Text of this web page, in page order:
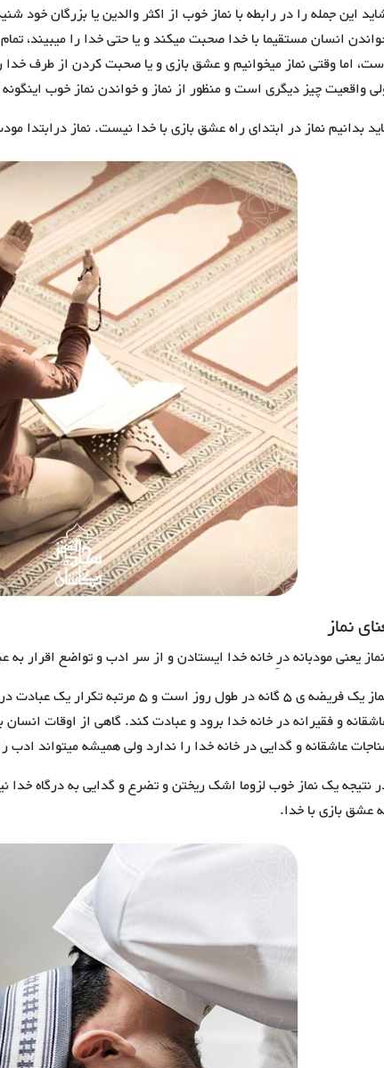
این جمله را در رابطه با نماز خوب از اکثر والدین یا بزرگان خود
انسان مستقیما با خدا صحبت میکند و یا حتی خدا را میبیند،
اما وقتی نماز میخوانیم و عشق بازی و یا صحبت کردن از طرف
واقعیت چیز دیگری است و منظور از نماز و خواندن نماز خوب
بدانیم نماز در ابتدای راه عشق بازی با خدا نیست. نماز
نماز
نماز یعنی مودبانه درِ خانه خدا ایستادن و از سر ادب و تواضع اقرار
نماز یک فریضه ی 5 گانه در طول روز
و فقیرانه در خانه خدا برود و عبادت کند. گاهی از اوقات
عاشقانه و گدایی در خانه خدا را ندارد ولی همیشه میتواند ادب
نتیجه یک نماز خوب لزوما اشک ریختن و تضرع و گدایی به درگاه
عشق بازی با خدا.